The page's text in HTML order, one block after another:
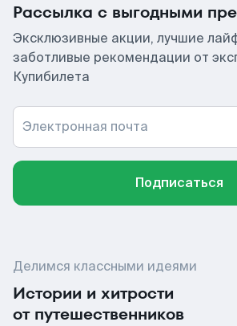
Рассылка с выгодными
Эксклюзивные акции, лучшие
заботливые рекомендации от
Купибилета
Электронная почта
Подписаться
Делимся классными идеями
Истории и хитрости
от путешественников